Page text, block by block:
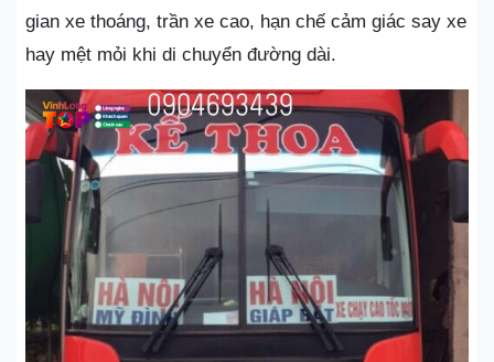
gian xe thoáng, trần xe cao, hạn chế cảm giác say xe
hay mệt mỏi khi di chuyển đường dài.